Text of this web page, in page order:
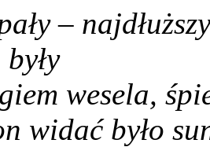
–
wesela,
widać było